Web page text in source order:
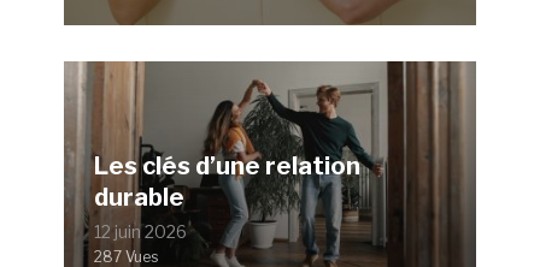
Les clés d’une relation
durable
12 juin 2026
287 Vues